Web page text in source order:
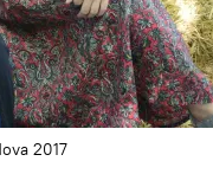
2017